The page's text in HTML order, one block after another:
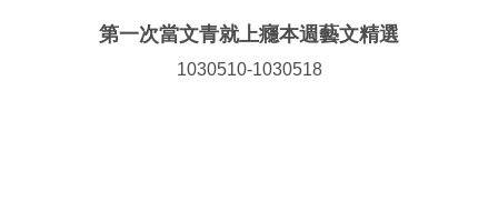
第一次當文青就上癮本週藝文精選
1030510-1030518